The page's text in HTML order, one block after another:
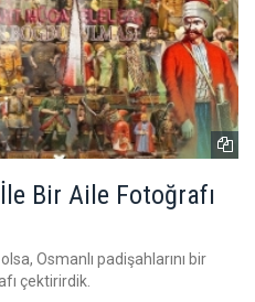
Bir Aile Fotoğrafı
Osmanlı padişahlarını bir
çektirirdik.